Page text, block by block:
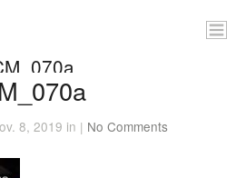
8, 2019 in | No Comments